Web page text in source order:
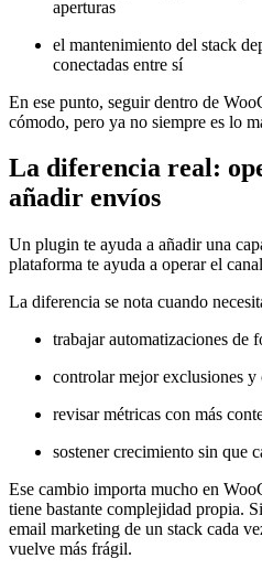
aperturas
el mantenimiento del stack
conectadas entre sí
En ese punto, seguir dentro de
cómodo, pero ya no siempre es lo
La diferencia real:
añadir envíos
Un plugin te ayuda a añadir una
plataforma te ayuda a operar el
La diferencia se nota cuando
trabajar automatizaciones de
controlar mejor exclusiones y
revisar métricas con más
sostener crecimiento sin que
Ese cambio importa mucho en
tiene bastante complejidad propia.
email marketing de un stack cada
vuelve más frágil.